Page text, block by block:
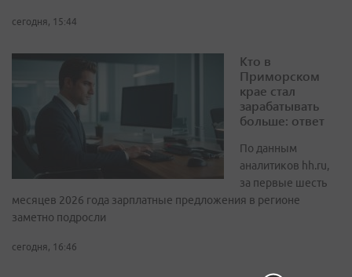
сегодня, 15:44
Кто в
Приморском
крае стал
зарабатывать
больше: ответ
По данным
аналитиков hh.ru,
за первые шесть
месяцев 2026 года зарплатные предложения в регионе
заметно подросли
сегодня, 16:46